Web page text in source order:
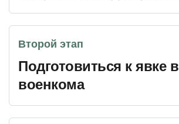
Второй этап
Подготовиться к явке в
военкома